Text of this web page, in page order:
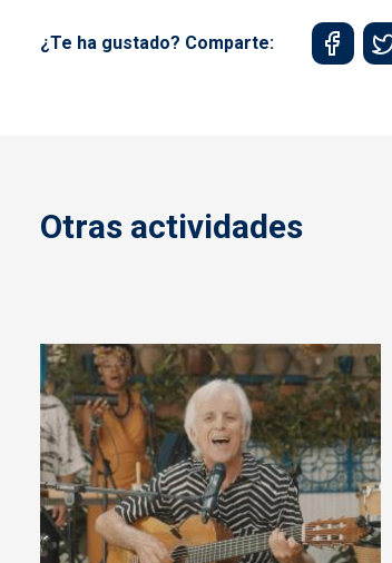
¿Te ha gustado? Comparte:
Otras actividades